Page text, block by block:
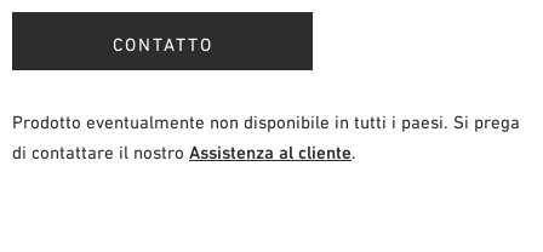
CONTATTO
Prodotto eventualmente non disponibile in tutti i paesi. Si prega
di contattare il nostro Assistenza al cliente.